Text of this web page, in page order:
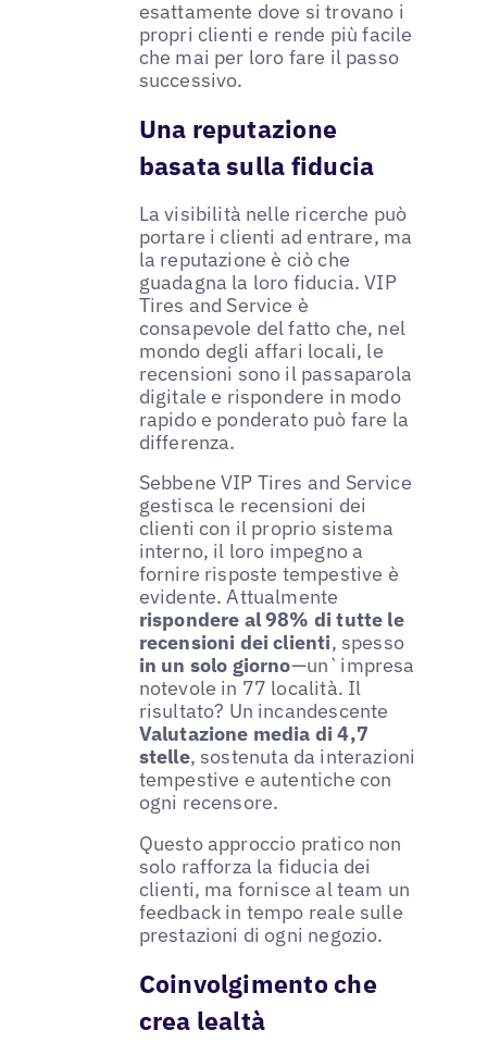
esattamente dove si trovano i
propri clienti e rende più facile
che mai per loro fare il passo
successivo.
Una reputazione
basata sulla fiducia
La visibilità nelle ricerche può
portare i clienti ad entrare, ma
la reputazione è ciò che
guadagna la loro fiducia. VIP
Tires and Service è
consapevole del fatto che, nel
mondo degli affari locali, le
recensioni sono il passaparola
digitale e rispondere in modo
rapido e ponderato può fare la
differenza.
Sebbene VIP Tires and Service
gestisca le recensioni dei
clienti con il proprio sistema
interno, il loro impegno a
fornire risposte tempestive è
evidente. Attualmente
rispondere al 98% di tutte le
recensioni dei clienti, spesso
in un solo giorno—un`impresa
notevole in 77 località. Il
risultato? Un incandescente
Valutazione media di 4,7
stelle, sostenuta da interazioni
tempestive e autentiche con
ogni recensore.
Questo approccio pratico non
solo rafforza la fiducia dei
clienti, ma fornisce al team un
feedback in tempo reale sulle
prestazioni di ogni negozio.
Coinvolgimento che
crea lealtà